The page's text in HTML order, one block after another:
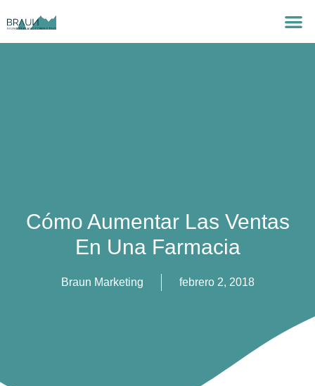
Cómo Aumentar Las Ventas
En Una Farmacia
Braun Marketing febrero 2, 2018